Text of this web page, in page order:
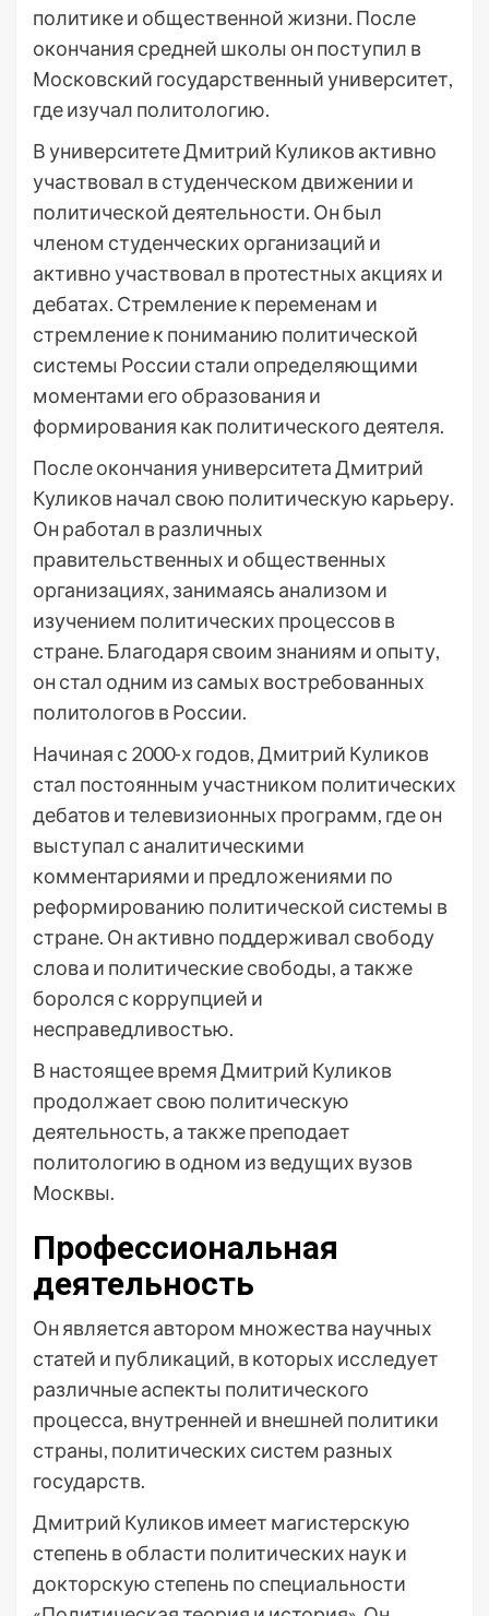
политике и общественной жизни. После
окончания средней школы он поступил в
Московский государственный университет,
где изучал политологию.
В университете Дмитрий Куликов активно
участвовал в студенческом движении и
политической деятельности. Он был
членом студенческих организаций и
активно участвовал в протестных акциях и
дебатах. Стремление к переменам и
стремление к пониманию политической
системы России стали определяющими
моментами его образования и
формирования как политического деятеля.
После окончания университета Дмитрий
Куликов начал свою политическую карьеру.
Он работал в различных
правительственных и общественных
организациях, занимаясь анализом и
изучением политических процессов в
стране. Благодаря своим знаниям и опыту,
он стал одним из самых востребованных
политологов в России.
Начиная с 2000-х годов, Дмитрий Куликов
стал постоянным участником политических
дебатов и телевизионных программ, где он
выступал с аналитическими
комментариями и предложениями по
реформированию политической системы в
стране. Он активно поддерживал свободу
слова и политические свободы, а также
боролся с коррупцией и
несправедливостью.
В настоящее время Дмитрий Куликов
продолжает свою политическую
деятельность, а также преподает
политологию в одном из ведущих вузов
Москвы.
Профессиональная
деятельность
Он является автором множества научных
статей и публикаций, в которых исследует
различные аспекты политического
процесса, внутренней и внешней политики
страны, политических систем разных
государств.
Дмитрий Куликов имеет магистерскую
степень в области политических наук и
докторскую степень по специальности